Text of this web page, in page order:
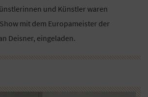
und Künstler waren
mit dem Europameister der
Deisner, eingeladen.